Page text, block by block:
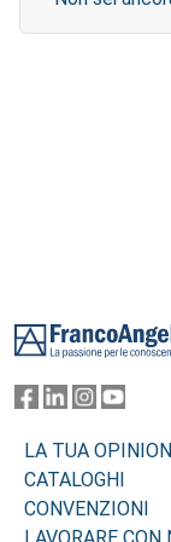
LA TUA
CATALOGHI
CONVENZIONI